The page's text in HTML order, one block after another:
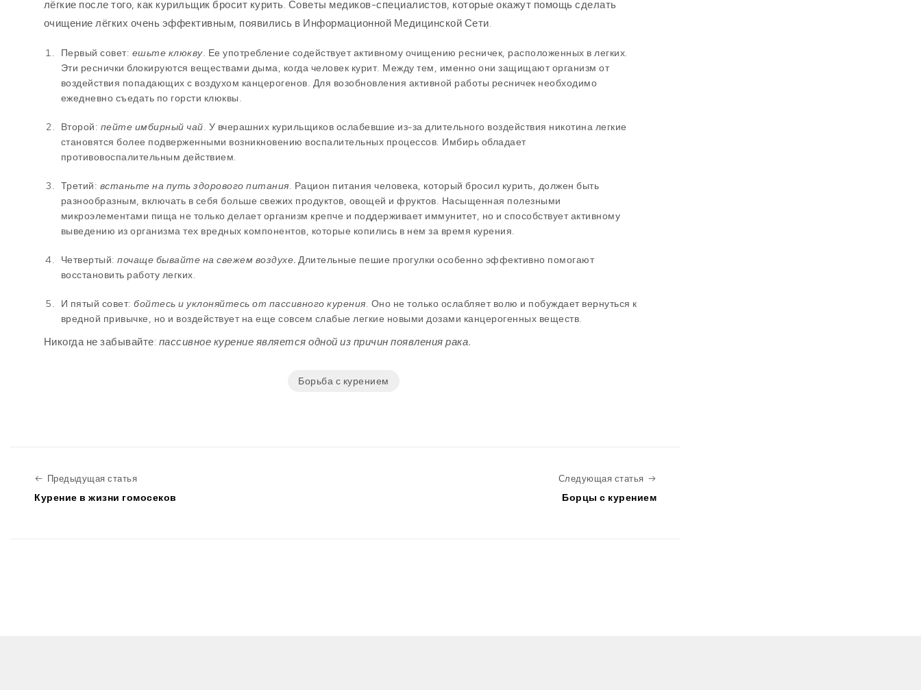
лёгкие после того, как курильщик бросит курить. Советы медиков-специалистов, которые окажут помощь сделать
очищение лёгких очень эффективным, появились в Информационной Медицинской Сети.
Первый совет: ешьте клюкву. Ее употребление содействует активному очищению ресничек, расположенных в легких.
Эти реснички блокируются веществами дыма, когда человек курит. Между тем, именно они защищают организм от
воздействия попадающих с воздухом канцерогенов. Для возобновления активной работы ресничек необходимо
ежедневно съедать по горсти клюквы.
Второй: пейте имбирный чай . У вчерашних курильщиков ослабевшие из-за длительного воздействия никотина легкие
становятся более подверженными возникновению воспалительных процессов. Имбирь обладает
противовоспалительным действием.
Третий: встаньте на путь здорового питания . Рацион питания человека, который бросил курить, должен быть
разнообразным, включать в себя больше свежих продуктов, овощей и фруктов. Насыщенная полезными
микроэлементами пища не только делает организм крепче и поддерживает иммунитет, но и способствует активному
выведению из организма тех вредных компонентов, которые копились в нем за время курения.
Четвертый:почаще бывайте на свежем воздухе. Длительные пешие прогулки особенно эффективно помогают
восстановить работу легких.
И пятый совет:бойтесь и уклоняйтесь от пассивного курения . Оно не только ослабляет волю и побуждает вернуться к
вредной привычке, но и воздействует на еще совсем слабые легкие новыми дозами канцерогенных веществ.
Никогда не забывайте: пассивное курение является одной из причин появления рака.
Борьба с курением
Предыдущая статьяПредыдущая статья
Курение в жизни гомосеков
Следующая статья
Борцы с курением